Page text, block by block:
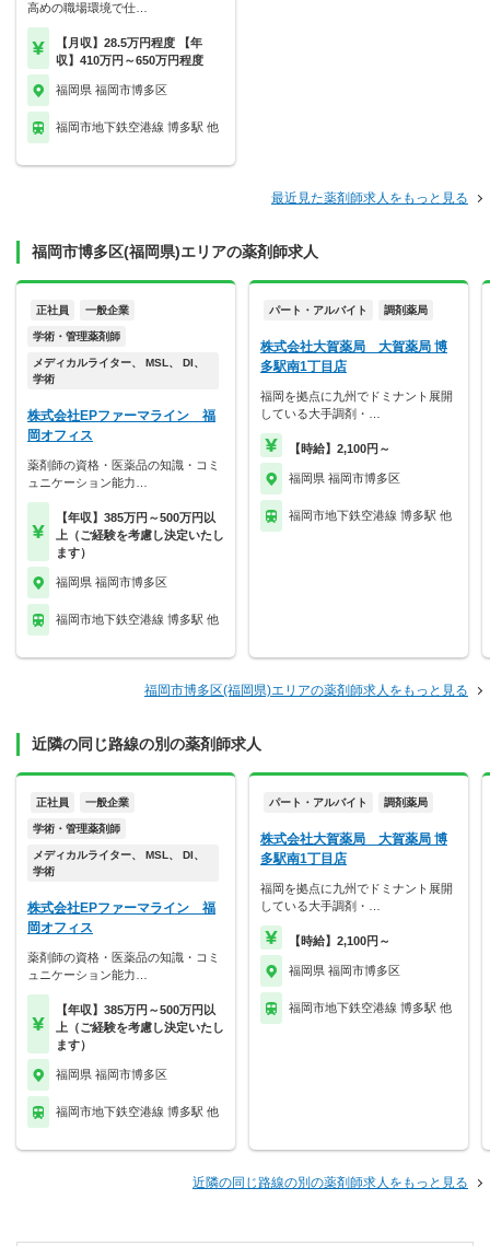
高めの職場環境で仕…
【月収】28.5万円程度 【年
収】410万円～650万円程度
福岡県 福岡市博多区
福岡市地下鉄空港線 博多駅 他
最近見た薬剤師求人をもっと見る
福岡市博多区(福岡県)エリアの薬剤師求人
正社員 一般企業
学術・管理薬剤師
メディカルライター、 MSL、 DI、
学術
株式会社EPファーマライン 福
岡オフィス
薬剤師の資格・医薬品の知識・コミ
ュニケーション能力…
【年収】385万円～500万円以
上（ご経験を考慮し決定いたし
ます）
福岡県 福岡市博多区
福岡市地下鉄空港線 博多駅 他
パート・アルバイト 調剤薬局
株式会社大賀薬局 大賀薬局 博
多駅南1丁目店
福岡を拠点に九州でドミナント展開
している大手調剤・…
【時給】2,100円～
福岡県 福岡市博多区
福岡市地下鉄空港線 博多駅 他
福岡市博多区(福岡県)エリアの薬剤師求人をもっと見る
近隣の同じ路線の別の薬剤師求人
正社員 一般企業
学術・管理薬剤師
メディカルライター、 MSL、 DI、
学術
株式会社EPファーマライン 福
岡オフィス
薬剤師の資格・医薬品の知識・コミ
ュニケーション能力…
【年収】385万円～500万円以
上（ご経験を考慮し決定いたし
ます）
福岡県 福岡市博多区
福岡市地下鉄空港線 博多駅 他
パート・アルバイト 調剤薬局
株式会社大賀薬局 大賀薬局 博
多駅南1丁目店
福岡を拠点に九州でドミナント展開
している大手調剤・…
【時給】2,100円～
福岡県 福岡市博多区
福岡市地下鉄空港線 博多駅 他
近隣の同じ路線の別の薬剤師求人をもっと見る